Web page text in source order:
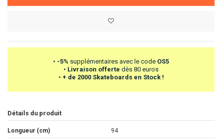
• -5% supplémentaires avec le code OS5
• Livraison offerte dès 80 euros
• + de 2000 Skateboards en Stock !
Détails du produit
Longueur (cm) 94